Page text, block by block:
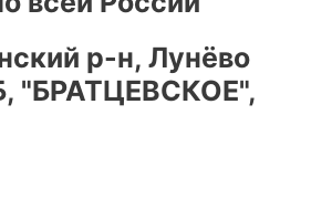
р-н, Лунёво
"БРАТЦЕВСКОЕ",